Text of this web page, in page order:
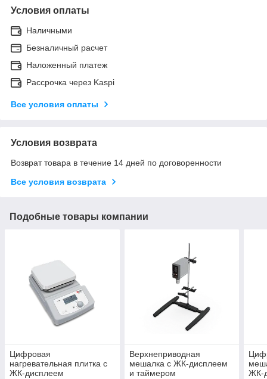
Условия оплаты
Наличными
Безналичный расчет
Наложенный платеж
Рассрочка через Kaspi
Все условия оплаты
Условия возврата
Возврат товара в течение 14 дней по договоренности
Все условия возврата
Подобные товары компании
Цифровая
нагревательная плитка с
ЖК-дисплеем
Верхнеприводная
мешалка с ЖК-дисплеем
и таймером
ЖК-